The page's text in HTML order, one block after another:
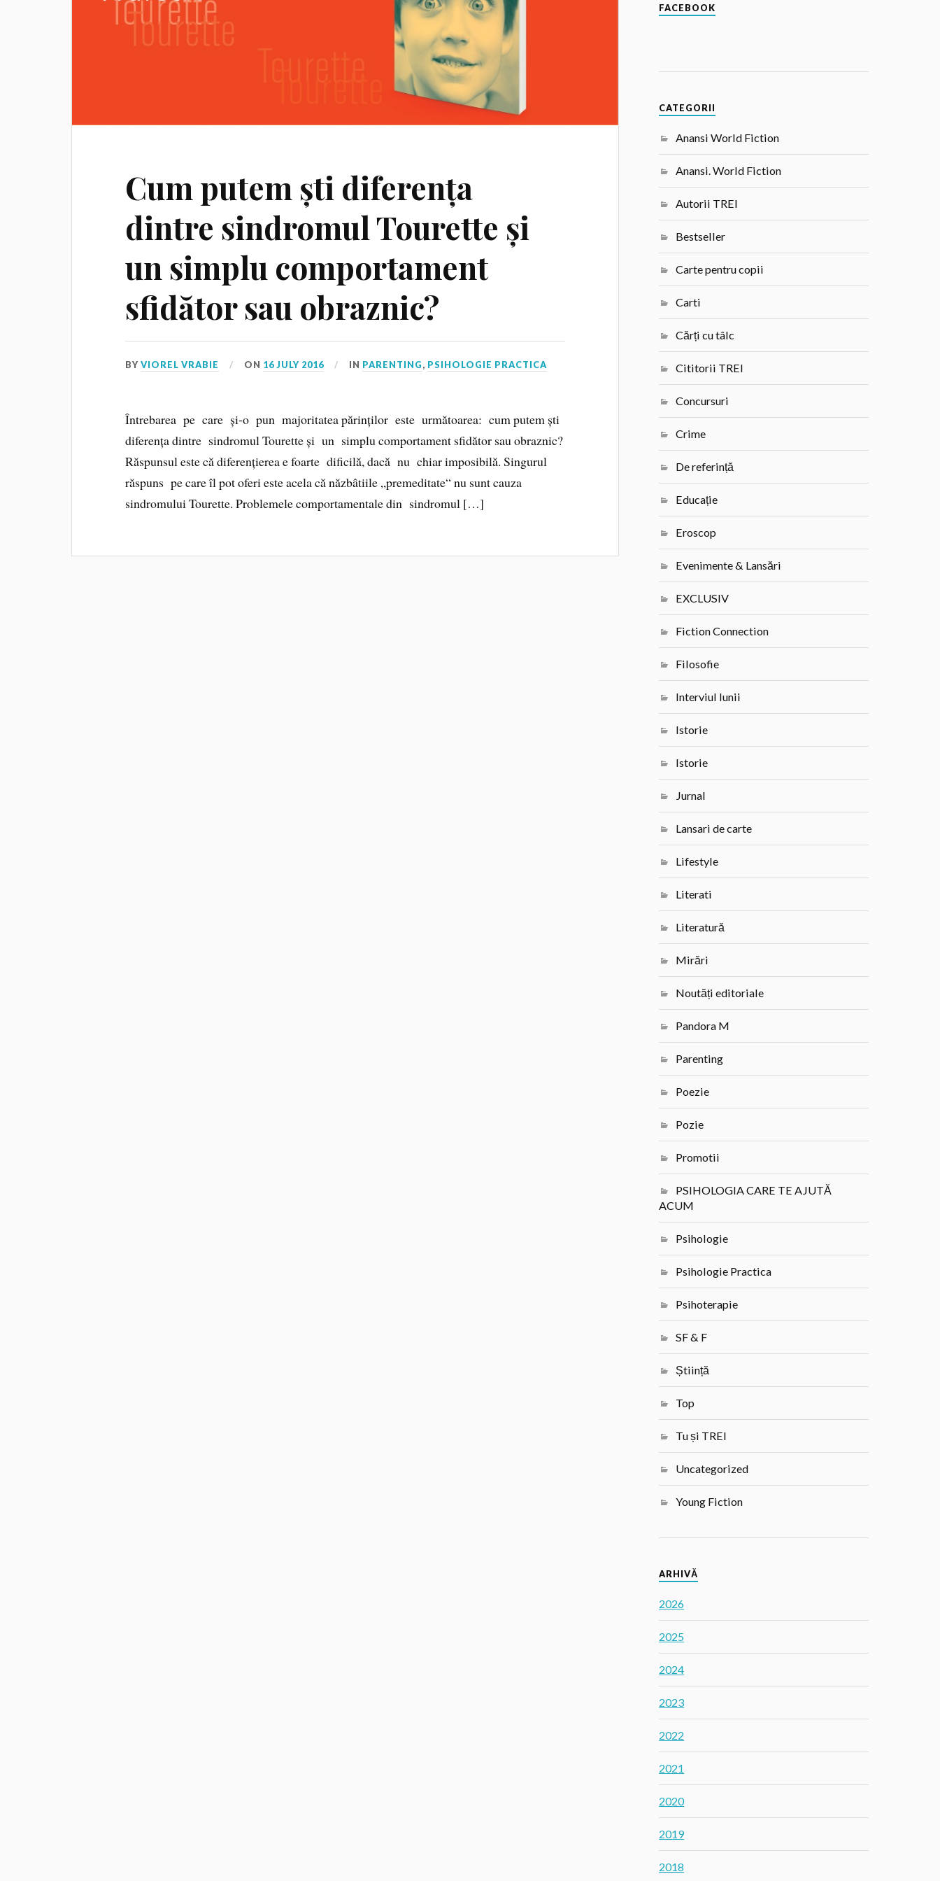
Cum putem ști diferența
dintre sindromul Tourette și
un simplu comportament
sfidător sau obraznic?
BYVIOREL VRABIE ON 16 JULY 2016 IN PARENTING, PSIHOLOGIE PRACTICA
Întrebarea pe care și‑o pun majoritatea părinților este următoarea: cum putem ști
diferența dintre sindromul Tourette și un simplu comportament sfidător sau obraznic?
Răspunsul este că diferențierea e foarte dificilă, dacă nu chiar imposibilă. Singurul
răspuns pe care îl pot oferi este acela că năzbâtiile „premeditate“ nu sunt cauza
sindromului Tourette. Problemele comportamentale din sindromul […]
FACEBOOK
CATEGORII
Anansi World Fiction
Anansi. World Fiction
Autorii TREI
Bestseller
Carte pentru copii
Carti
Cărți cu tâlc
Cititorii TREI
Concursuri
Crime
De referință
Educație
Eroscop
Evenimente & Lansări
EXCLUSIV
Fiction Connection
Filosofie
Interviul lunii
Istorie
Istorie
Jurnal
Lansari de carte
Lifestyle
Literati
Literatură
Mirări
Noutăți editoriale
Pandora M
Parenting
Poezie
Pozie
Promotii
PSIHOLOGIA CARE TE AJUTĂ
ACUM
Psihologie
Psihologie Practica
Psihoterapie
SF & F
Știință
Top
Tu și TREI
Uncategorized
Young Fiction
ARHIVĂ
2026
2025
2024
2023
2022
2021
2020
2019
2018